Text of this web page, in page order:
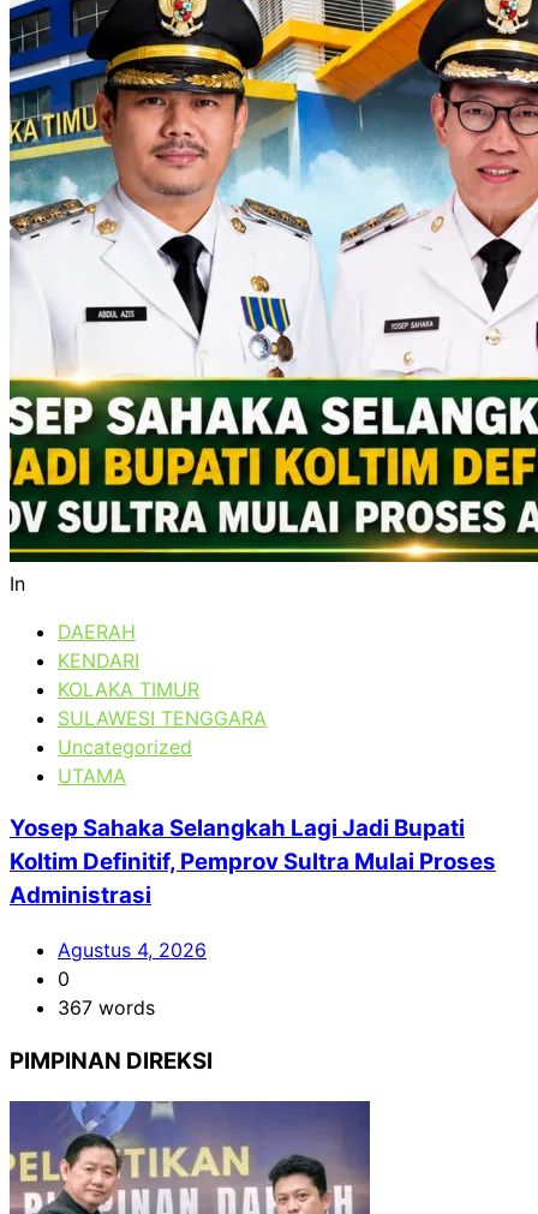
In
DAERAH
KENDARI
KOLAKA TIMUR
SULAWESI TENGGARA
Uncategorized
UTAMA
Yosep Sahaka Selangkah Lagi Jadi Bupati
Koltim Definitif, Pemprov Sultra Mulai Proses
Administrasi
Agustus 4, 2026
0
367 words
PIMPINAN DIREKSI